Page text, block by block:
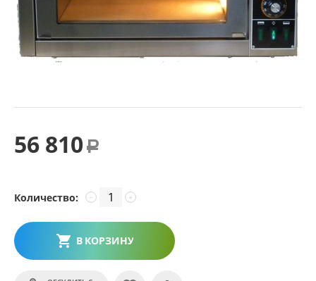
56 810 Р
Количество: +
−
В КОРЗИНУ